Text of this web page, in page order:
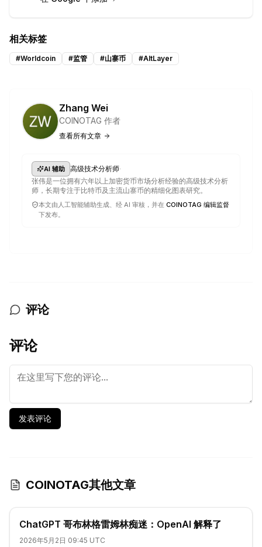
相关标签
#Worldcoin #监管 #山寨币 #AltLayer
Zhang Wei
COINOTAG 作者
查看所有文章
AI 辅助 高级技术分析师·
张伟是一位拥有六年以上加密货币市场分析经验的高级技术分析
师，长期专注于比特币及主流山寨币的精细化图表研究。
本文由人工智能辅助生成、经 AI 审核，并在 COINOTAG 编辑监督
下发布。
评论
评论
发表评论
COINOTAG其他文章
ChatGPT 哥布林格雷姆林痴迷：OpenAI 解释了
2026年5月2日 09:45 UTC